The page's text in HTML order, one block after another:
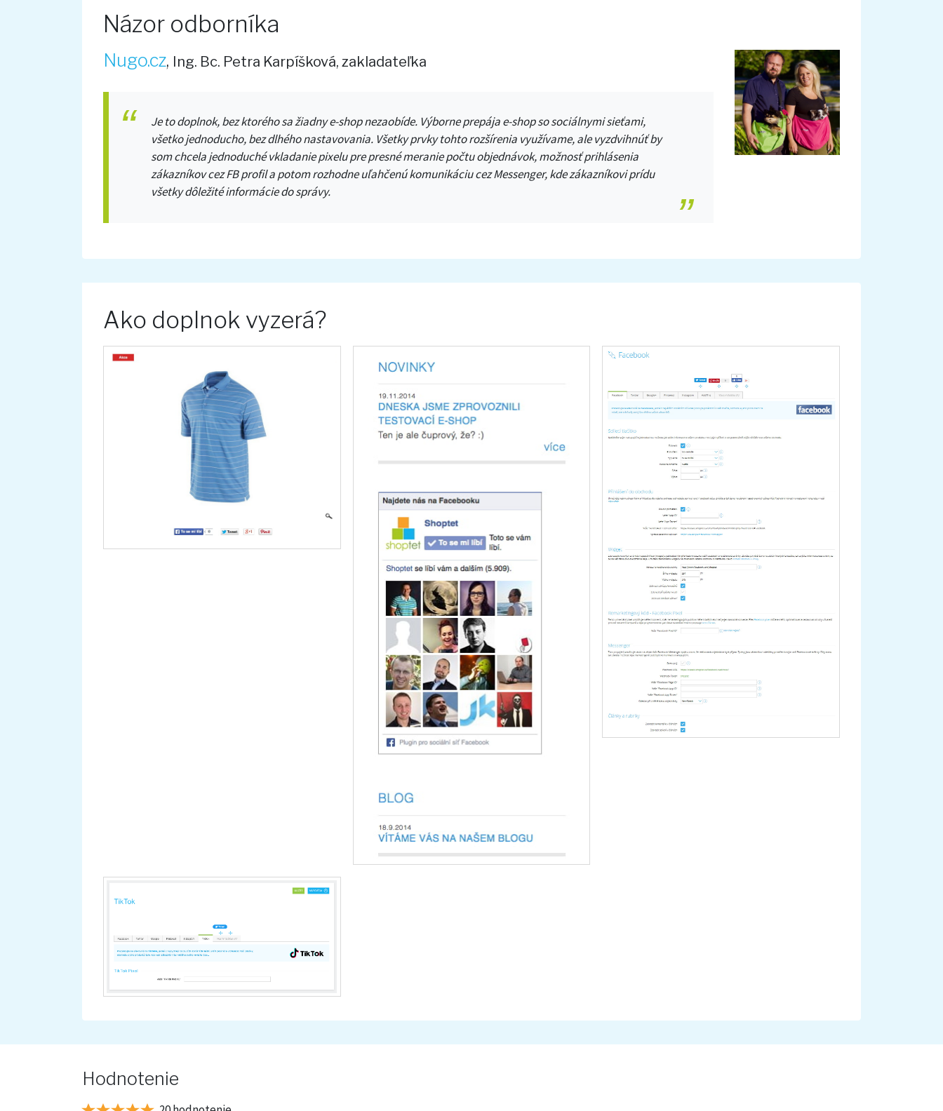
Názor odborníka
Nugo.cz, Ing. Bc. Petra Karpíšková, zakladateľka
Je to doplnok, bez ktorého sa žiadny e-shop nezaobíde. Výborne prepája e-shop so sociálnymi sieťami,
všetko jednoducho, bez dlhého nastavovania. Všetky prvky tohto rozšírenia využívame, ale vyzdvihnúť by
som chcela jednoduché vkladanie pixelu pre presné meranie počtu objednávok, možnosť prihlásenia
zákazníkov cez FB profil a potom rozhodne uľahčenú komunikáciu cez Messenger, kde zákazníkovi prídu
všetky dôležité informácie do správy.
Ako doplnok vyzerá?
Hodnotenie